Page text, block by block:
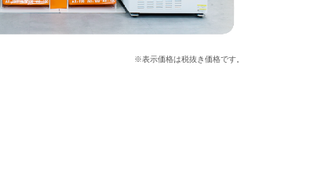
※表示価格は税抜き価格です。